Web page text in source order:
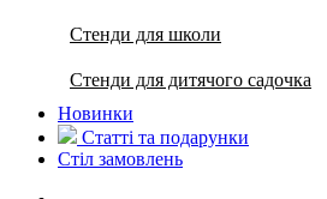
Стенди для школи
Стенди для дитячого садочка
Новинки
Статті та подарунки
Стіл замовлень